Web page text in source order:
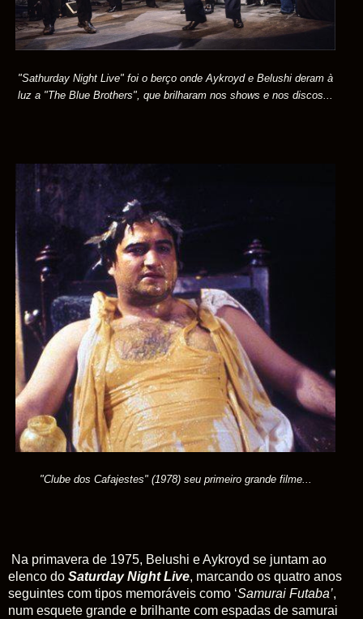
"Sathurday Night Live" foi o berço onde Aykroyd e Belushi deram à
luz a "The Blue Brothers", que brilharam nos shows e nos discos...
"Clube dos Cafajestes" (1978) seu primeiro grande filme...
Na primavera de 1975, Belushi e Aykroyd se juntam ao
elenco do Saturday Night Live, marcando os quatro anos
seguintes com tipos memoráveis como ‘Samurai Futaba’,
num esquete grande e brilhante com espadas de samurai